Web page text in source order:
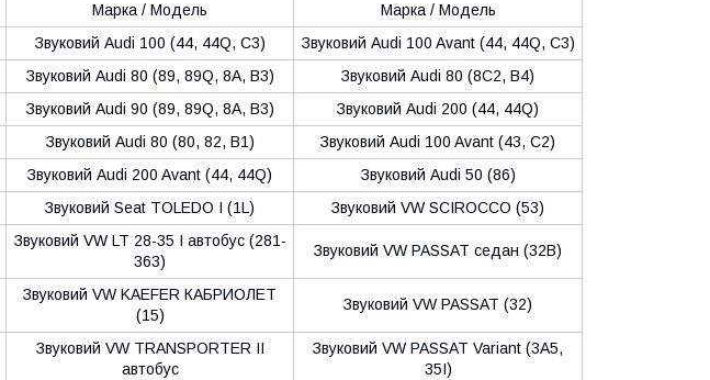
Марка / Модель
Марка / Модель
Звуковий Audi 100 (44, 44Q, C3)
Звуковий Audi 100 Avant (44, 44Q, C3)
Звуковий Audi 80 (89, 89Q, 8A, B3)
Звуковий Audi 80 (8C2, B4)
Звуковий Audi 90 (89, 89Q, 8A, B3)
Звуковий Audi 200 (44, 44Q)
Звуковий Audi 80 (80, 82, B1)
Звуковий Audi 100 Avant (43, C2)
Звуковий Audi 200 Avant (44, 44Q)
Звуковий Audi 50 (86)
Звуковий Seat TOLEDO I (1L) Звуковий VW SCIROCCO (53)
Звуковий VW LT 28-35 I автобус (281-
363)
Звуковий VW PASSAT седан (32B)
Звуковий VW KAEFER КАБРИОЛЕТ
(15)
Звуковий VW PASSAT (32)
Звуковий VW TRANSPORTER II
автобус
Звуковий VW PASSAT Variant (3A5,
35I)